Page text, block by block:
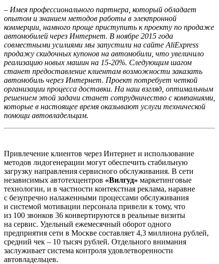
– Имея профессионального партнера, который обладает
опытом и знанием методов работы в электронной
коммерции, намного проще приступить к проекту по продаже
автомобилей через Интернет. В ноябре 2015 года
совместными усилиями мы запустили на сайте AliExpress
продажу скидочных купонов на автомобили, что увеличило
реализацию новых машин на 15-20%. Следующим шагом
станет предоставление клиентам возможности заказать
автомобиль через Интернет. Проект потребует четкой
организации процесса доставки. На наш взгляд, оптимальным
решением этой задачи станет сотрудничество с компаниями,
которые в настоящее время оказывают услуги технической
помощи автовладельцам.
Привлечение клиентов через Интернет и использование
методов лидогенерации могут обеспечить стабильную
загрузку направления сервисного обслуживания. В сети
независимых автотехцентров «Вилгуд» маркетинговые
технологии, и в частности контекстная реклама, наравне
с безупречно налаженными процессами обслуживания
и системой мотивации персонала привели к тому, что
из 100 звонков 36 конвертируются в реальные визиты
на сервис. Удельный ежемесячный оборот одного
предприятия сети в Москве составляет 4,3 миллиона рублей,
средний чек – 10 тысяч рублей. Отдельного внимания
заслуживает система контроля удовлетворенности
автовладельцев.